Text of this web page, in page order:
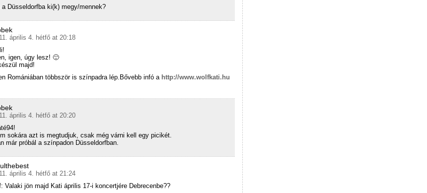
a Düsseldorfba ki(k) megy/mennek?
április 4. hétfő at 20:18
igen, úgy lesz! 🙂
majd!
Romániában többször is színpadra lép.Bővebb infó a http://www.wolfkati.hu
április 4. hétfő at 20:20
sokára azt is megtudjuk, csak még várni kell egy picikét.
már próbál a színpadon Düsseldorfban.
április 4. hétfő at 21:24
Valaki jön majd Kati április 17-i koncertjére Debrecenbe??